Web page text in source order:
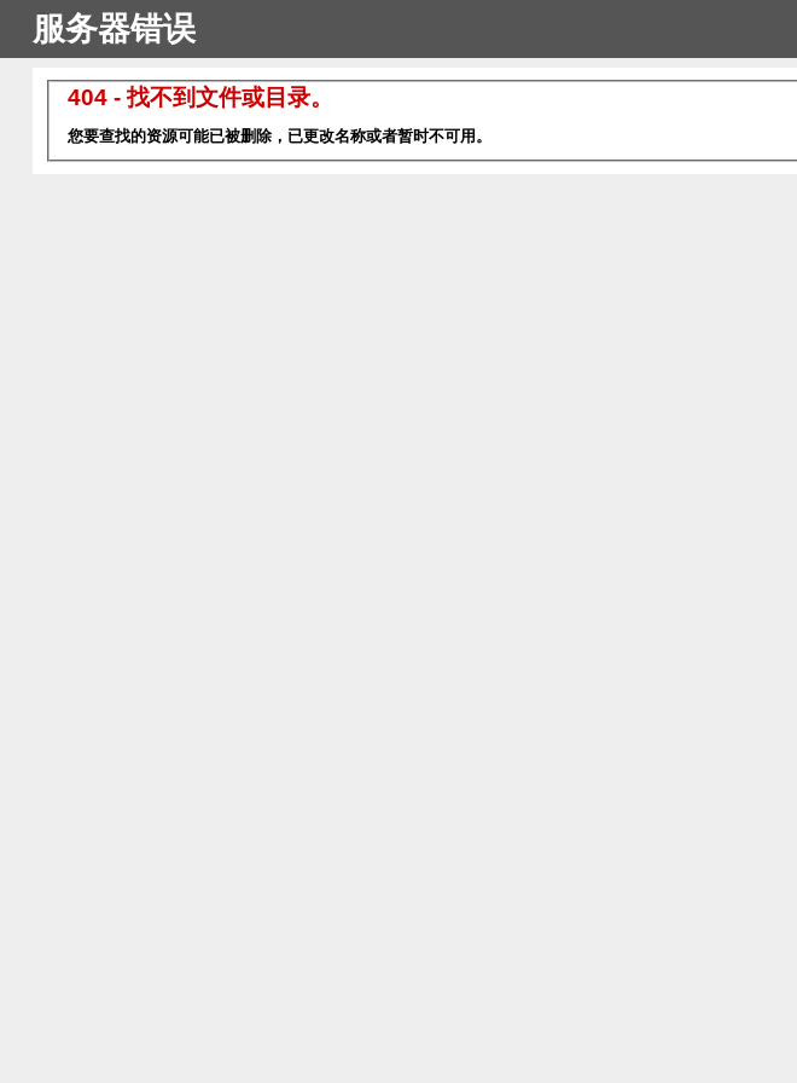
服务器错误
404 - 找不到文件或目录。
您要查找的资源可能已被删除，已更改名称或者暂时不可用。